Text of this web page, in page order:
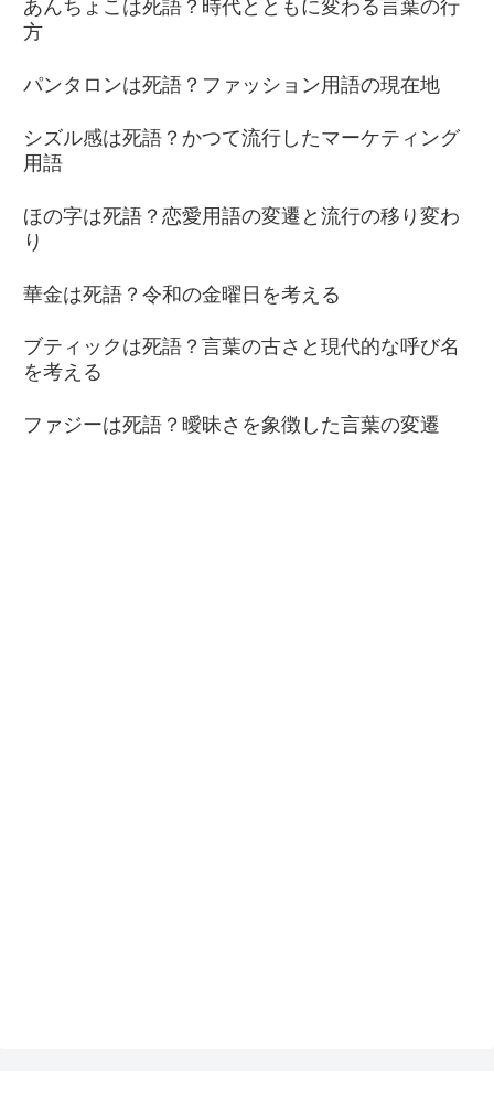
あんちょこは死語？時代とともに変わる言葉の行
方
パンタロンは死語？ファッション用語の現在地
シズル感は死語？かつて流行したマーケティング
用語
ほの字は死語？恋愛用語の変遷と流行の移り変わ
り
華金は死語？令和の金曜日を考える
ブティックは死語？言葉の古さと現代的な呼び名
を考える
ファジーは死語？曖昧さを象徴した言葉の変遷